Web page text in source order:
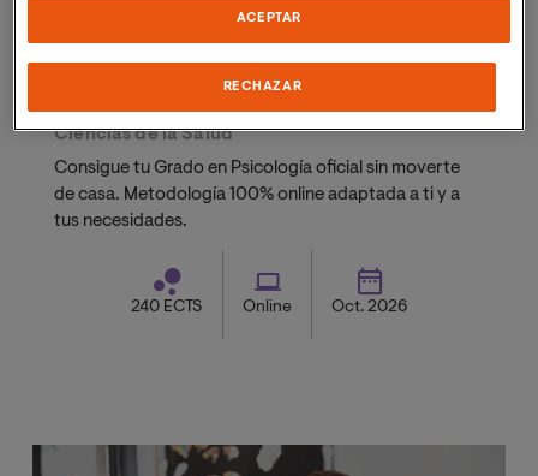
Ciencias de la Salud
Consigue tu Grado en Psicología oficial sin moverte
de casa. Metodología 100% online adaptada a ti y a
tus necesidades.
240 ECTS Online Oct. 2026
RECHAZAR
ACEPTAR